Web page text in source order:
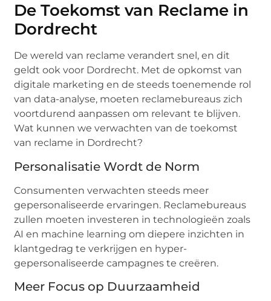
De Toekomst van Reclame in
Dordrecht
De wereld van reclame verandert snel, en dit
geldt ook voor Dordrecht. Met de opkomst van
digitale marketing en de steeds toenemende rol
van data-analyse, moeten reclamebureaus zich
voortdurend aanpassen om relevant te blijven.
Wat kunnen we verwachten van de toekomst
van reclame in Dordrecht?
Personalisatie Wordt de Norm
Consumenten verwachten steeds meer
gepersonaliseerde ervaringen. Reclamebureaus
zullen moeten investeren in technologieën zoals
AI en machine learning om diepere inzichten in
klantgedrag te verkrijgen en hyper-
gepersonaliseerde campagnes te creëren.
Meer Focus op Duurzaamheid